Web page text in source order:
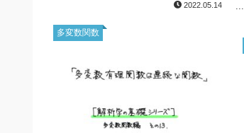
2022.05.14 ...
多変数関数